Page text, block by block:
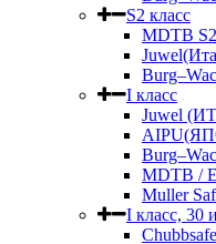
S2 класс
MDTB
I класс
Juwel
MDTB /
Muller
I класс, 30